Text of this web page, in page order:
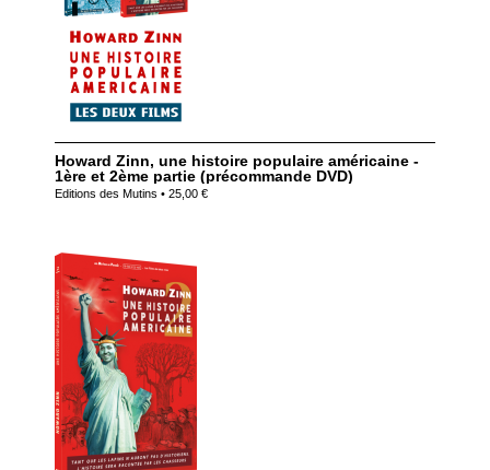
Howard Zinn, une histoire populaire américaine -
1ère et 2ème partie (précommande DVD)
Editions des Mutins • 25,00 €